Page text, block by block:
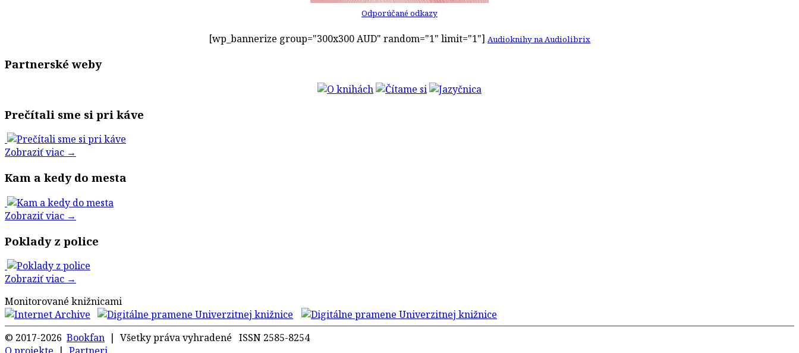
Odporúčané odkazy
[wp_bannerize group="300x300 AUD" random="1" limit="1"] Audioknihy na Audiolibrix
Partnerské weby
Prečítali sme si pri káve
Zobraziť viac →
Kam a kedy do mesta
Zobraziť viac →
Poklady z police
Zobraziť viac →
Monitorované knižnicami
© 2017-2026 Bookfan | Všetky práva vyhradené ISSN 2585-8254